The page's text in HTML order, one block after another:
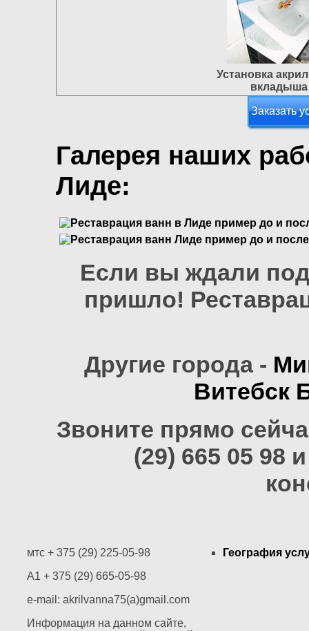
Установка
вкладыша
Заказать
Галерея наших
Лиде:
Если вы ждали
пришло!
Другие города -
Витебск
Звоните прямо
(29) 665 05 98
мтс + 375 (29) 225-05-98
A1 + 375 (29) 665-05-98
e-mail: akrilvanna75(a)gmail.com
Информация на данном сайте,
География